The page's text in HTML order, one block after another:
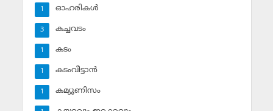
ഓഹരികള്‍
1
കച്ചവടം
3
കടം
1
കടംവീട്ടാന്‍
1
കമ്യൂണിസം
1